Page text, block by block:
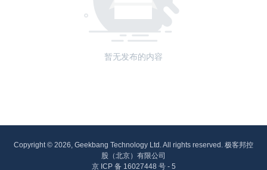
暂无发布的内容
Copyright © 2026, Geekbang Technology Ltd. All rights reserved. 极客邦控
股（北京）有限公司
京 ICP 备 16027448 号 - 5